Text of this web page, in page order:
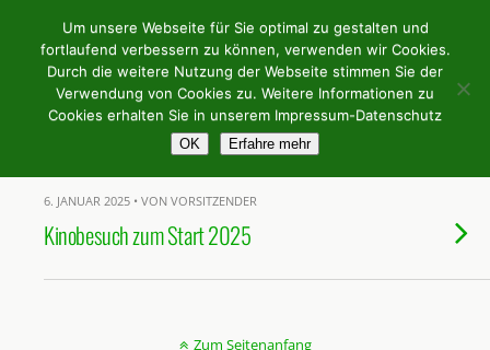
Weingilde Bergstrasse e.V.
Kategorien › Kino
6. JANUAR 2025 • VON VORSITZENDER
Kinobesuch zum Start 2025
Zum Seitenanfang
Um unsere Webseite für Sie optimal zu gestalten und
fortlaufend verbessern zu können, verwenden wir Cookies.
Durch die weitere Nutzung der Webseite stimmen Sie der
Verwendung von Cookies zu. Weitere Informationen zu
Cookies erhalten Sie in unserem Impressum-Datenschutz
OK Erfahre mehr